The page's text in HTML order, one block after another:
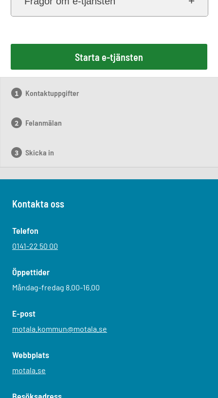
Starta e-tjänsten
Kontaktuppgifter
Felanmälan
Skicka in
Kontakta oss
Telefon
0141-22 50 00
E-post
motala.kommun@motala.se
Öppettider
Måndag-fredag 8.00-16.00
Webbplats
motala.se